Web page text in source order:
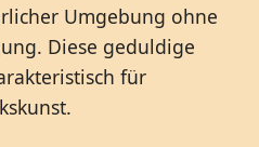
Umgebung ohne
Diese geduldige
für